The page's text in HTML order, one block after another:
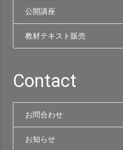
公開講座
教材テキスト販売
Contact
お問合わせ
お知らせ